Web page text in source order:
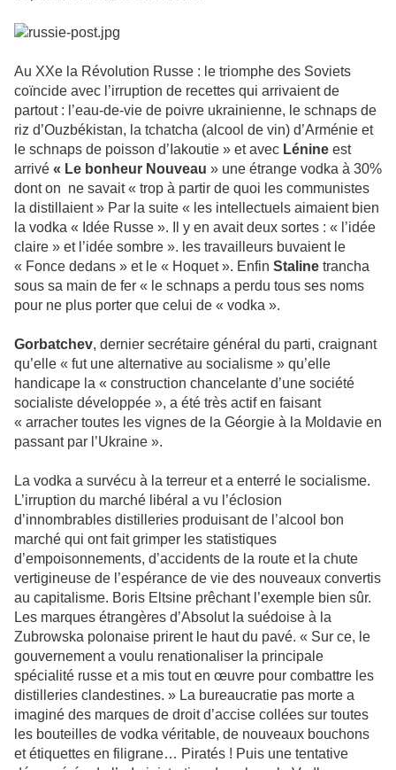
Au XXe la Révolution Russe : le triomphe des Soviets
coïncide avec l’irruption de recettes qui arrivaient de
partout : l’eau-de-vie de poivre ukrainienne, le schnaps de
riz d’Ouzbékistan, la tchatcha (alcool de vin) d’Arménie et
le schnaps de poisson d’Iakoutie » et avec Lénine est
arrivé « Le bonheur Nouveau » une étrange vodka à 30%
dont on ne savait « trop à partir de quoi les communistes
la distillaient » Par la suite « les intellectuels aimaient bien
la vodka « Idée Russe ». Il y en avait deux sortes : « l’idée
claire » et l’idée sombre ». les travailleurs buvaient le
« Fonce dedans » et le « Hoquet ». Enfin Staline trancha
sous sa main de fer « le schnaps a perdu tous ses noms
pour ne plus porter que celui de « vodka ».
Gorbatchev, dernier secrétaire général du parti, craignant
qu’elle « fut une alternative au socialisme » qu’elle
handicape la « construction chancelante d’une société
socialiste développée », a été très actif en faisant
« arracher toutes les vignes de la Géorgie à la Moldavie en
passant par l’Ukraine ».
La vodka a survécu à la terreur et a enterré le socialisme.
L’irruption du marché libéral a vu l’éclosion
d’innombrables distilleries produisant de l’alcool bon
marché qui ont fait grimper les statistiques
d’empoisonnements, d’accidents de la route et la chute
vertigineuse de l’espérance de vie des nouveaux convertis
au capitalisme. Boris Eltsine prêchant l’exemple bien sûr.
Les marques étrangères d’Absolut la suédoise à la
Zubrowska polonaise prirent le haut du pavé. « Sur ce, le
gouvernement a voulu renationaliser la principale
spécialité russe et a mis tout en œuvre pour combattre les
distilleries clandestines. » La bureaucratie pas morte a
imaginé des marques de droit d’accise collées sur toutes
les bouteilles de vodka véritable, de nouveaux bouchons
et étiquettes en filigrane… Piratés ! Puis une tentative